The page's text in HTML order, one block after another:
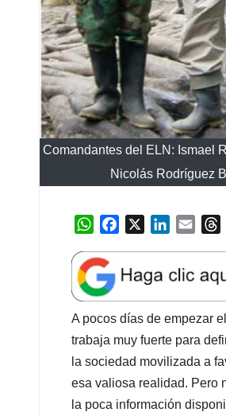
Comandantes del ELN: Ismael
Nicolás Rodríguez
W
a
t
s
A
p
p
e
b
o
o
k
k
e
d
I
n
l
e
d
s
A pocos días de empezar
trabaja muy fuerte para
la sociedad movilizada a
esa valiosa realidad. Pero
la poca información